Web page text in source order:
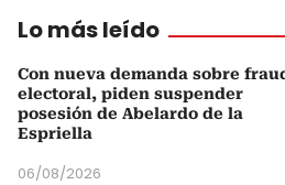
Lo más leído
Con nueva demanda sobre
electoral, piden suspender
posesión de Abelardo de la
Espriella
06/08/2026